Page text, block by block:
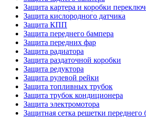
Защита картера и коробки
Защита кислородного датчика
Защита КПП
Защита переднего бампера
Защита передних фар
Защита радиатора
Защита раздаточной коробки
Защита редуктора
Защита рулевой рейки
Защита топливных трубок
Защита трубок кондиционера
Защита электромотора
Защитная сетка решетки переднего